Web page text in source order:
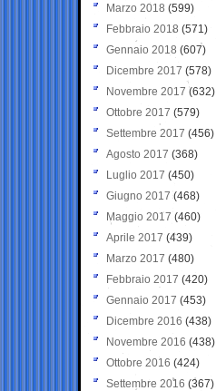
Marzo 2018 (599)
Febbraio 2018 (571)
Gennaio 2018 (607)
Dicembre 2017 (578)
Novembre 2017 (632)
Ottobre 2017 (579)
Settembre 2017 (456)
Agosto 2017 (368)
Luglio 2017 (450)
Giugno 2017 (468)
Maggio 2017 (460)
Aprile 2017 (439)
Marzo 2017 (480)
Febbraio 2017 (420)
Gennaio 2017 (453)
Dicembre 2016 (438)
Novembre 2016 (438)
Ottobre 2016 (424)
Settembre 2016 (367)